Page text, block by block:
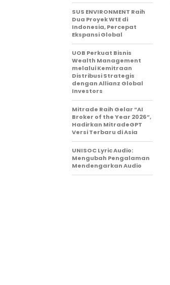
SUS ENVIRONMENT Raih
Dua Proyek WtE di
Indonesia, Percepat
Ekspansi Global
UOB Perkuat Bisnis
Wealth Management
melalui Kemitraan
Distribusi Strategis
dengan Allianz Global
Investors
Mitrade Raih Gelar “AI
Broker of the Year 2026”,
Hadirkan MitradeGPT
Versi Terbaru di Asia
UNISOC Lyric Audio:
Mengubah Pengalaman
Mendengarkan Audio